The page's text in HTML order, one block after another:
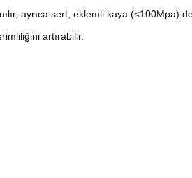
ayrıca sert, eklemli kaya (<100Mpa)
artırabilir.